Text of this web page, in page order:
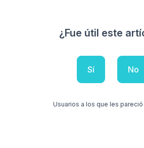
¿Fue útil este
Sí No
Usuarios a los que les pareció